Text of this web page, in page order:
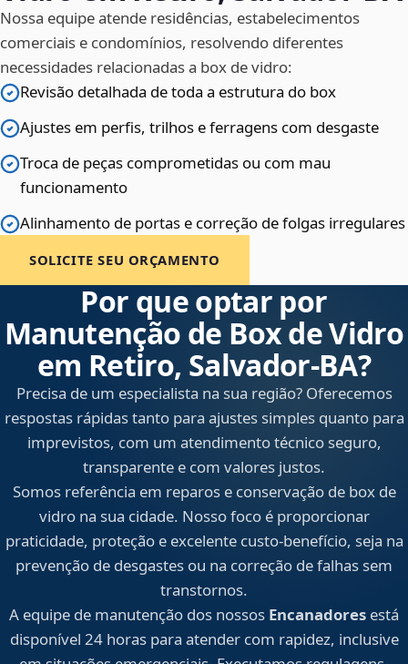
Nossa equipe atende residências, estabelecimentos
comerciais e condomínios, resolvendo diferentes
necessidades relacionadas a box de vidro:
Revisão detalhada de toda a estrutura do box
Ajustes em perfis, trilhos e ferragens com desgaste
Troca de peças comprometidas ou com mau
funcionamento
Alinhamento de portas e correção de folgas irregulares
SOLICITE SEU ORÇAMENTO
Por que optar por
Manutenção de Box de Vidro
em Retiro, Salvador‑BA?
Precisa de um especialista na sua região? Oferecemos
respostas rápidas tanto para ajustes simples quanto para
imprevistos, com um atendimento técnico seguro,
transparente e com valores justos.
Somos referência em reparos e conservação de box de
vidro na sua cidade. Nosso foco é proporcionar
praticidade, proteção e excelente custo-benefício, seja na
prevenção de desgastes ou na correção de falhas sem
transtornos.
A equipe de manutenção dos nossos Encanadores está
disponível 24 horas para atender com rapidez, inclusive